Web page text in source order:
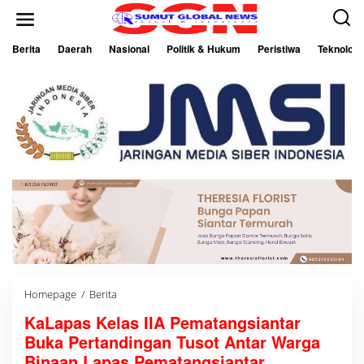
Berita Daerah Nasional Politik & Hukum Peristiwa Teknologi
Homepage / Berita
L
a
p
KaLapas Kelas IIA Pematangsiantar
Buka Pertandingan Tusot Antar Warga